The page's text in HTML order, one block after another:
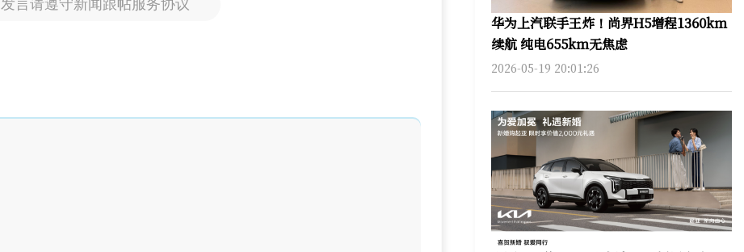
发言请遵守新闻跟帖服务协议
华为上汽联手王炸！尚界H5增程1360km
续航 纯电655km无焦虑
2026-05-19 20:01:26